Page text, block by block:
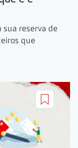
reserva de
que